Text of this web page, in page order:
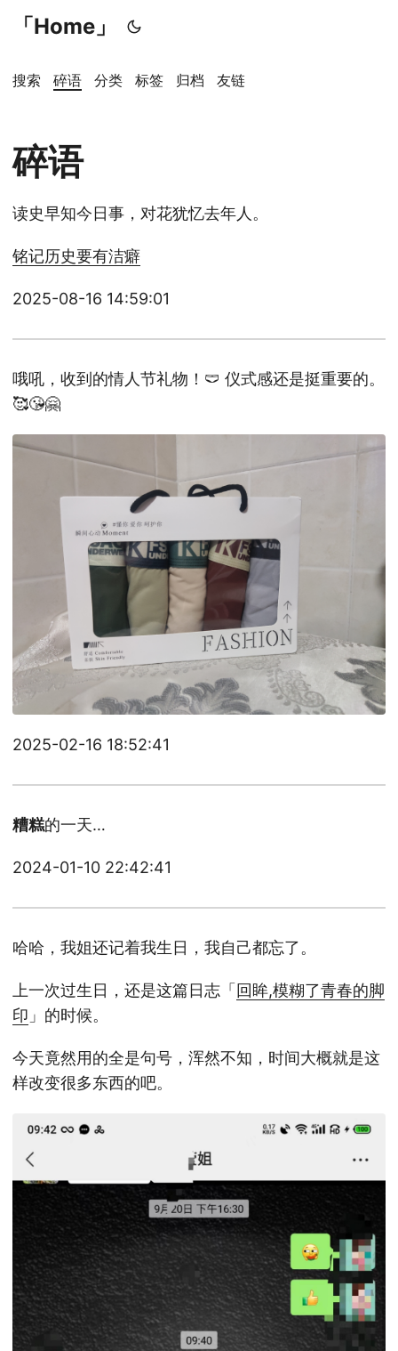
「Home」
搜索 碎语 分类 标签 归档 友链
碎语
读史早知今日事，对花犹忆去年人。
铭记历史要有洁癖
2025-08-16 14:59:01
哦吼，收到的情人节礼物！🩲 仪式感还是挺重要的。
🥰😘️🤗️
2025-02-16 18:52:41
糟糕的一天…
2024-01-10 22:42:41
哈哈，我姐还记着我生日，我自己都忘了。
上一次过生日，还是这篇日志「 回眸,模糊了青春的脚
印 」的时候。
今天竟然用的全是句号，浑然不知，时间大概就是这
样改变很多东西的吧。